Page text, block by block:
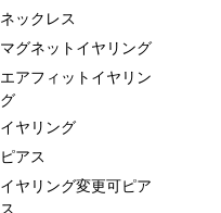
ネックレス
マグネットイヤリング
エアフィットイヤリン
グ
イヤリング
ピアス
イヤリング変更可ピア
ス